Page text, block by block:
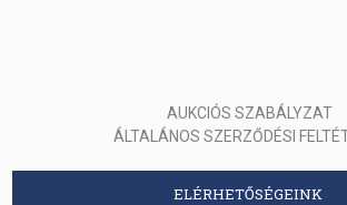
AUKCIÓS SZABÁLYZAT
ÁLTALÁNOS SZERZŐDÉSI
ELÉRHETŐSÉGEINK